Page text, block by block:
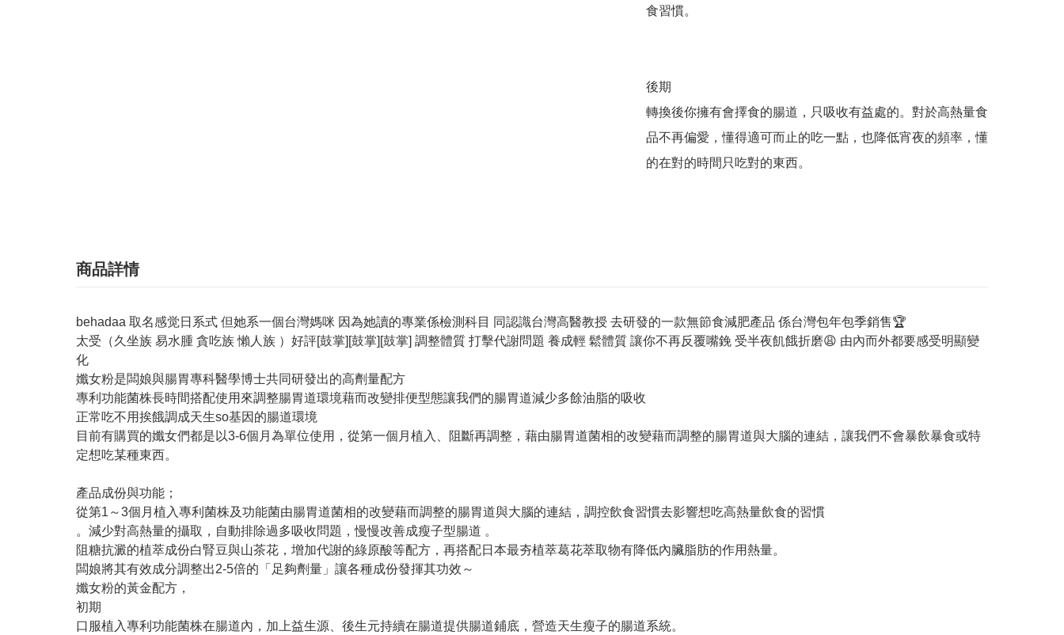
食習慣。
後期
轉換後你擁有會擇食的腸道，只吸收有益處的。對於高熱量食
品不再偏愛，懂得適可而止的吃一點，也降低宵夜的頻率，懂
的在對的時間只吃對的東西。
商品詳情
behadaa 取名感觉日系式 但她系一個台灣媽咪 因為她讀的專業係檢測科目 同認識台灣高醫教授 去研發的一款無節食減肥產品 係台灣包年包季銷售🏆
太受（久坐族 易水腫 貪吃族 懶人族 ）好評[鼓掌][鼓掌][鼓掌] 調整體質 打擊代謝問題 養成輕 鬆體質 讓你不再反覆嘴鋔 受半夜飢餓折磨😩 由內而外都要感受明顯變
化
孅女粉是闆娘與腸胃專科醫學博士共同研發出的高劑量配方
專利功能菌株長時間搭配使用來調整腸胃道環境藉而改變排便型態讓我們的腸胃道減少多餘油脂的吸收
正常吃不用挨餓調成天生so基因的腸道環境
目前有購買的孅女們都是以3-6個月為單位使用，從第一個月植入、阻斷再調整，藉由腸胃道菌相的改變藉而調整的腸胃道與大腦的連結，讓我們不會暴飲暴食或特
定想吃某種東西。
產品成份與功能；
從第1～3個月植入專利菌株及功能菌由腸胃道菌相的改變藉而調整的腸胃道與大腦的連結，調控飲食習慣去影響想吃高熱量飲食的習慣
。減少對高熱量的攝取，自動排除過多吸收問題，慢慢改善成瘦子型腸道 。
阻糖抗澱的植萃成份白腎豆與山茶花，增加代謝的綠原酸等配方，再搭配日本最夯植萃葛花萃取物有降低內臟脂肪的作用熱量。
闆娘將其有效成分調整出2-5倍的「足夠劑量」讓各種成份發揮其功效～
孅女粉的黃金配方，
初期
口服植入專利功能菌株在腸道內，加上益生源、後生元持續在腸道提供腸道鋪底，營造天生瘦子的腸道系統。